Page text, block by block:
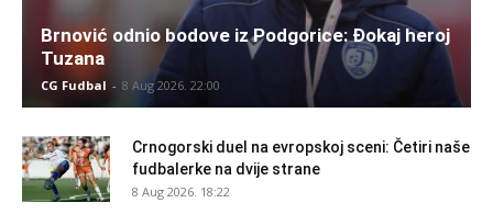
Brnović odnio bodove iz Podgorice: Đokaj heroj
Tuzana
CG Fudbal - 8 Aug 2026. 22:00
Crnogorski duel na evropskoj sceni: Četiri naše
fudbalerke na dvije strane
8 Aug 2026. 18:22